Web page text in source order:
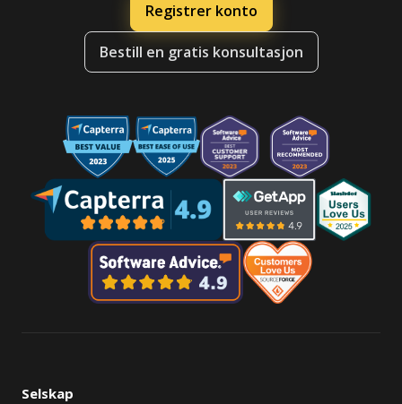
Registrer konto
Bestill en gratis konsultasjon
Selskap